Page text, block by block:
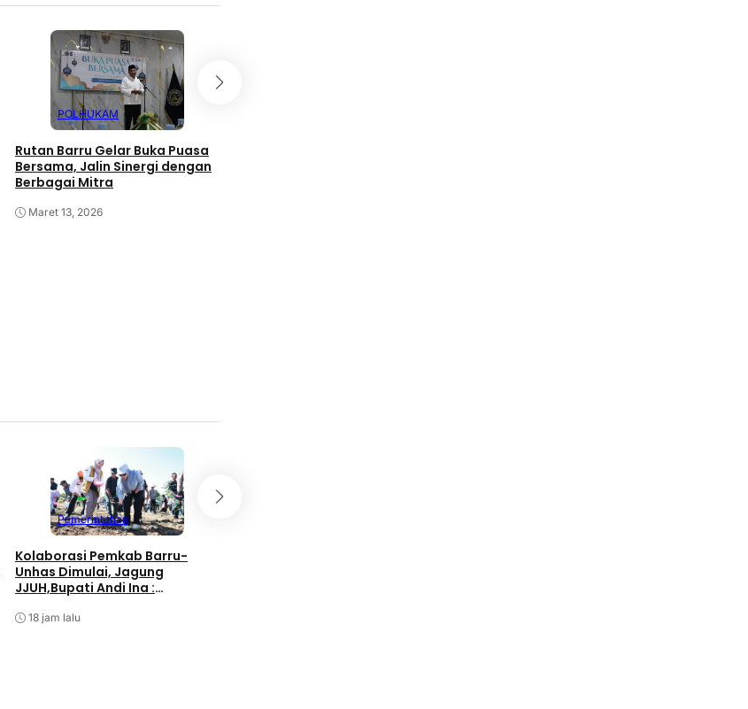
POLHUKAM
Rutan Barru Gelar Buka Puasa
Bersama, Jalin Sinergi dengan
Berbagai Mitra
Maret 13, 2026
Pemerintahan
Kolaborasi Pemkab Barru-
Unhas Dimulai, Jagung
JJUH,Bupati Andi Ina :
18 jam lalu